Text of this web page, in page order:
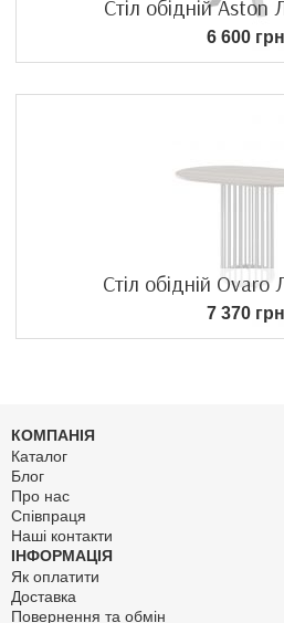
Стіл обідній
6 600
Стіл обідній
7 370
КОМПАНІЯ
Каталог
Блог
Про нас
Співпраця
Наші контакти
ІНФОРМАЦІЯ
Як оплатити
Доставка
Повернення та обмін